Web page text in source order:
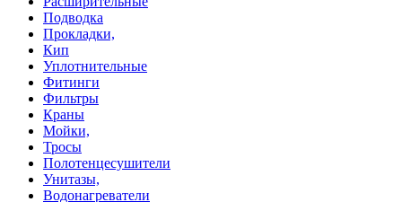
Подводка
Прокладки,
Кип
Уплотнительные
Фитинги
Фильтры
Краны
Мойки,
Тросы
Полотенцесушители
Унитазы,
Водонагреватели